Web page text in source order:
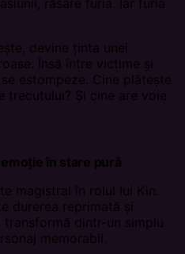
răsare furia. Iar furia
devine ținta unei
Însă între victime și
estompeze. Cine plătește
trecutului? Și cine are voie
în stare pură
magistral în rolul lui Kin.
durerea reprimată și
transformă dintr-un simplu
memorabil.